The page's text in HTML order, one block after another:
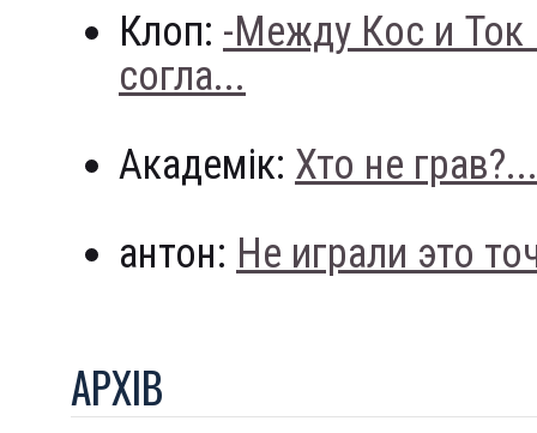
Клоп: -Между Кос и
согла...
Академік: Хто не грав?...
антон: Не играли это
АРХIВ